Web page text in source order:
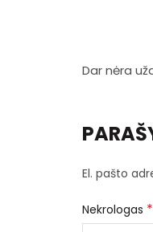
Dar nėra
El. pašto
Nekrologas *